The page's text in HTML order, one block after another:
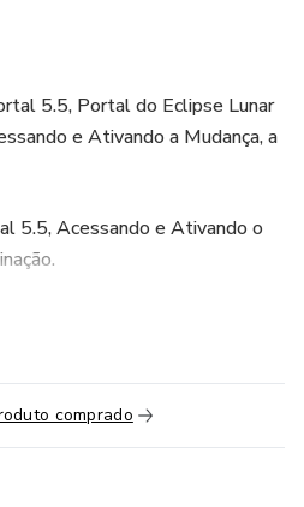
5.5, Portal do Eclipse Lunar
e Ativando a Mudança, a
5.5, Acessando e Ativando o
da Lua Nova, Ativando o
5.5, Acessando e Ativando a
comprado